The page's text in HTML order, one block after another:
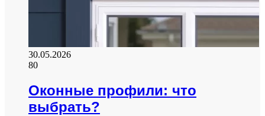
30.05.2026
80
Оконные профили: что
выбрать?